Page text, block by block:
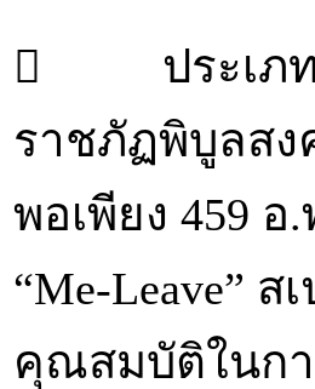
 ประเภทคิด
ราชภัฏพิบูลส
พอเพียง 459
“Me-Leave”
คุณสมบัติในกา